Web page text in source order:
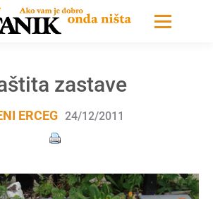
zastave
ERCEG 24/12/2011